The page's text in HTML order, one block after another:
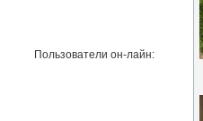
Пользователи он-лайн: